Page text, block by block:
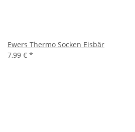
Ewers Thermo Socken Eisbär
7,99 € *